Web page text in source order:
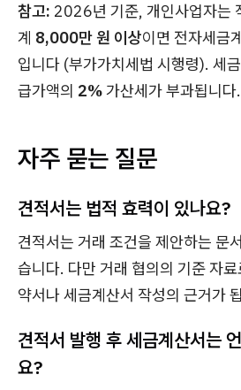
참고: 2026년 기준, 개인사업자는
계 8,000만 원 이상이면 전자세금
입니다 (부가가치세법 시행령). 세
급가액의 2%가산세가 부과됩니다.
자주 묻는 질문
견적서는 법적 효력이 있나요?
견적서는 거래 조건을 제안하는 문
습니다. 다만 거래 협의의 기준 자
약서나 세금계산서 작성의 근거가
견적서 발행 후 세금계산서는
요?